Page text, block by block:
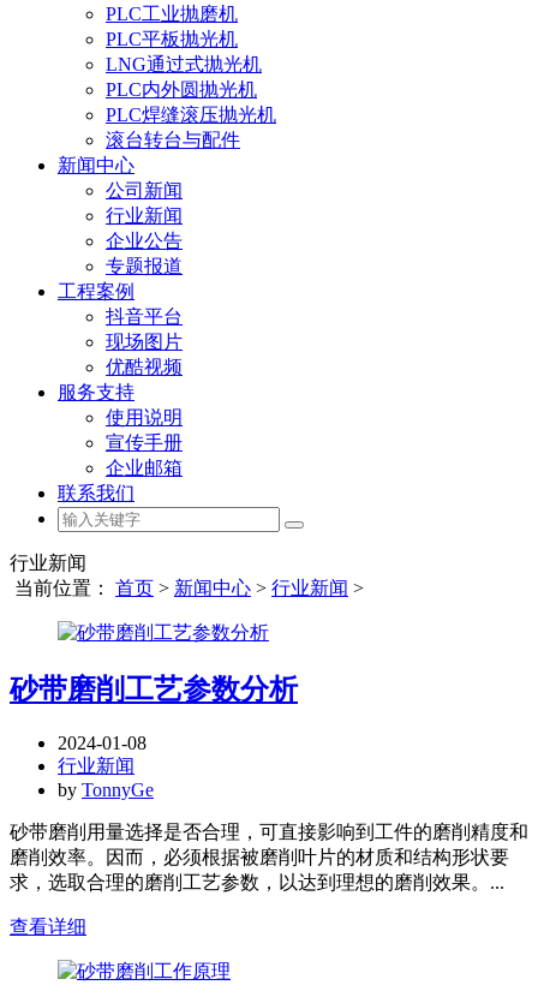
PLC工业抛磨机
PLC平板抛光机
LNG通过式抛光机
PLC内外圆抛光机
PLC焊缝滚压抛光机
滚台转台与配件
新闻中心
公司新闻
行业新闻
企业公告
专题报道
工程案例
抖音平台
现场图片
优酷视频
服务支持
使用说明
宣传手册
企业邮箱
联系我们
行业新闻
当前位置： 首页 > 新闻中心 > 行业新闻 >
砂带磨削工艺参数分析
2024-01-08
行业新闻
by TonnyGe
砂带磨削用量选择是否合理，可直接影响到工件的磨削精度和
磨削效率。因而，必须根据被磨削叶片的材质和结构形状要
求，选取合理的磨削工艺参数，以达到理想的磨削效果。...
查看详细